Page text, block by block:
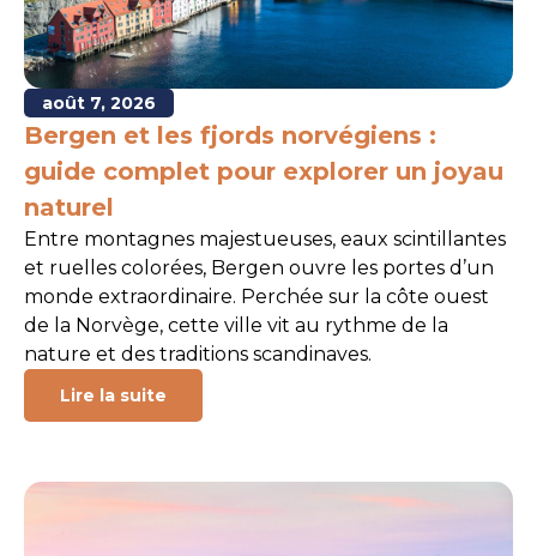
août 7, 2026
Bergen et les fjords norvégiens :
guide complet pour explorer un joyau
naturel
Entre montagnes majestueuses, eaux scintillantes
et ruelles colorées, Bergen ouvre les portes d’un
monde extraordinaire. Perchée sur la côte ouest
de la Norvège, cette ville vit au rythme de la
nature et des traditions scandinaves.
Lire la suite